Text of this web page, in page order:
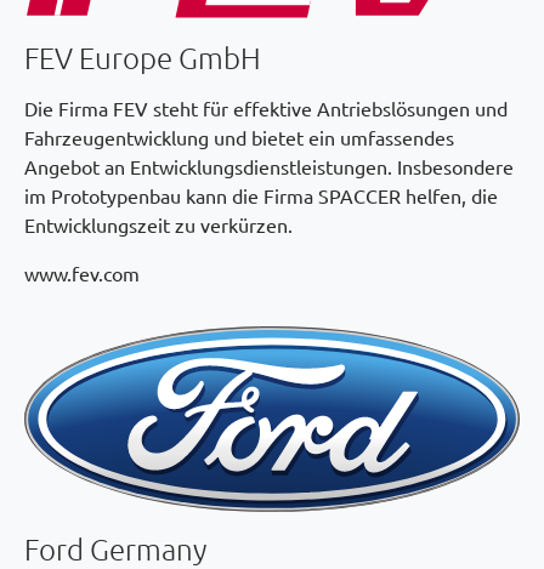
FEV Europe GmbH
Die Firma FEV steht für effektive Antriebslösungen und
Fahrzeugentwicklung und bietet ein umfassendes
Angebot an Entwicklungsdienstleistungen. Insbesondere
im Prototypenbau kann die Firma SPACCER helfen, die
Entwicklungszeit zu verkürzen.
www.fev.com
Ford Germany